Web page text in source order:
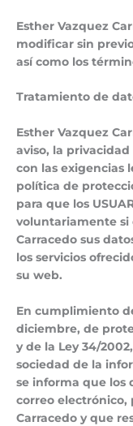
Esther Vazquez
modificar sin
así como los
Tratamiento de
Esther Vazquez
aviso, la
con las exigencias
política de
para que los
voluntariamente si
Carracedo sus
los servicios
su web.
En cumplimiento
diciembre, de
y de la Ley 34/
sociedad de la
se informa que los
correo electrónico,
Carracedo y que